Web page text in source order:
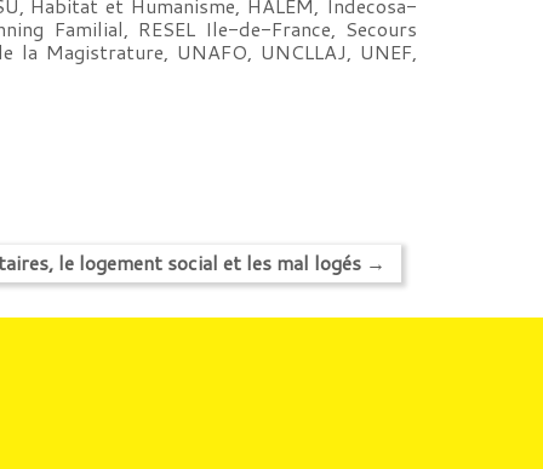
Familial, RESEL Ile-de-France, Secours
la Magistrature, UNAFO, UNCLLAJ, UNEF,
le logement social et les mal logés →